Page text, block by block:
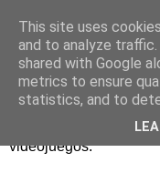
Análisis, noticias y
videojuegos.
This site uses
and to analyze traffic.
shared with Google
metrics to ensure
statistics, and to